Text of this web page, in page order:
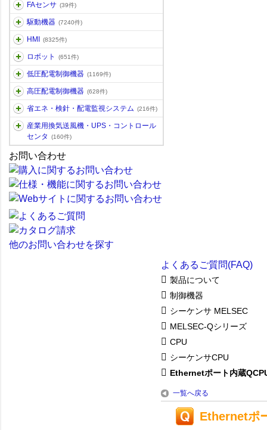
FAセンサ (39件)
駆動機器 (7240件)
HMI (8325件)
ロボット (651件)
低圧配電制御機器 (1169件)
高圧配電制御機器 (628件)
省エネ・検針・配電監視システム (216件)
産業用換気送風機・UPS・コントロール
センタ
(160件)
お問い合わせ
他のお問い合わせを探す
よくあるご質問(FAQ)
製品について
制御機器
シーケンサ MELSEC
MELSEC-Qシリーズ
CPU
シーケンサCPU
Ethernetポート内蔵
一覧へ戻る
Ethernetポ